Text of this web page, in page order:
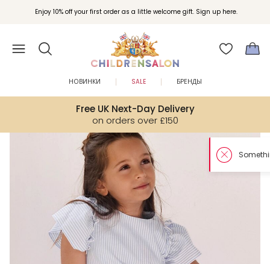
Enjoy 10% off your first order as a little welcome gift. Sign up here.
Free UK Next-Day Delivery
on orders over £150
НОВИНКИ SALE БРЕНДЫ